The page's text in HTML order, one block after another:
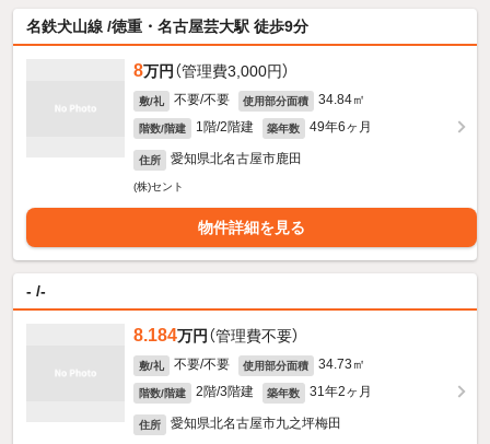
名鉄犬山線 /徳重・名古屋芸大駅 徒歩9分
8万円 （管理費3,000円）
敷/礼 不要/不要 使用部分面積 34.84㎡
階数/階建 1階/2階建 築年数 49年6ヶ月
住所 愛知県北名古屋市鹿田
(株)セント
物件詳細を見る
- /-
8.184万円 （管理費不要）
敷/礼 不要/不要 使用部分面積 34.73㎡
階数/階建 2階/3階建 築年数 31年2ヶ月
住所 愛知県北名古屋市九之坪梅田